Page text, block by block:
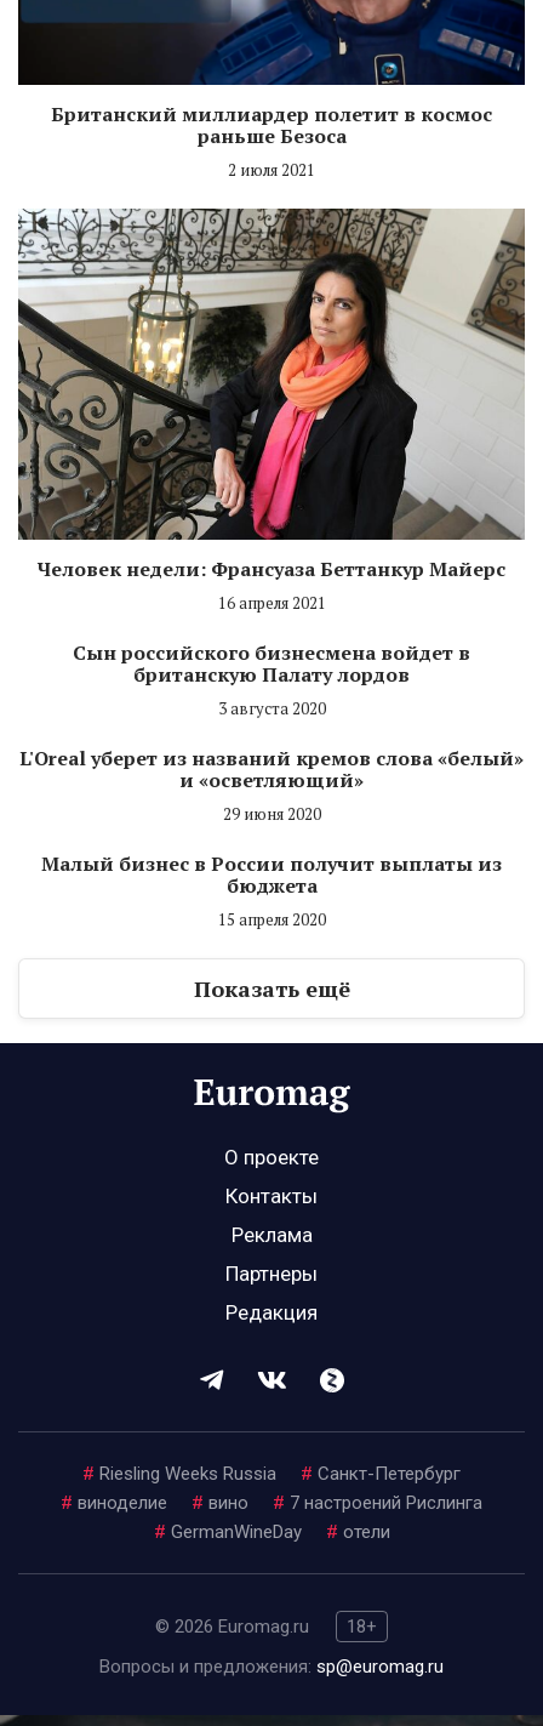
Британский миллиардер полетит в космос
раньше Безоса
2 июля 2021
Человек недели: Франсуаза Беттанкур Майерс
16 апреля 2021
Сын российского бизнесмена войдет в
британскую Палату лордов
3 августа 2020
L'Oreal уберет из названий кремов слова «белый»
и «осветляющий»
29 июня 2020
Малый бизнес в России получит выплаты из
бюджета
15 апреля 2020
Показать ещё
О проекте
Контакты
Реклама
Партнеры
Редакция
# Riesling Weeks Russia # Санкт-Петербург
# виноделие # вино # 7 настроений Рислинга
# GermanWineDay # отели
© 2026 Euromag.ru
18+
Вопросы и предложения: sp@euromag.ru